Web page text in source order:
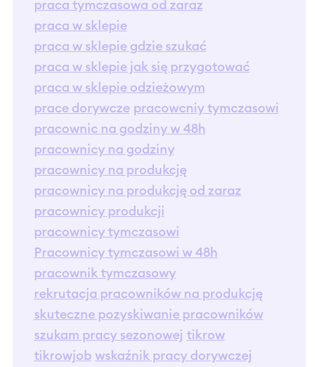
praca tymczasowa od zaraz
praca w sklepie
praca w sklepie gdzie szukać
praca w sklepie jak się przygotować
praca w sklepie odzieżowym
prace dorywcze pracowcniy tymczasowi
pracownic na godziny w 48h
pracownicy na godziny
pracownicy na produkcję
pracownicy na produkcję od zaraz
pracownicy produkcji
pracownicy tymczasowi
Pracownicy tymczasowi w 48h
pracownik tymczasowy
rekrutacja pracowników na produkcję
skuteczne pozyskiwanie pracowników
szukam pracy sezonowej tikrow
tikrowjob wskaźnik pracy dorywczej